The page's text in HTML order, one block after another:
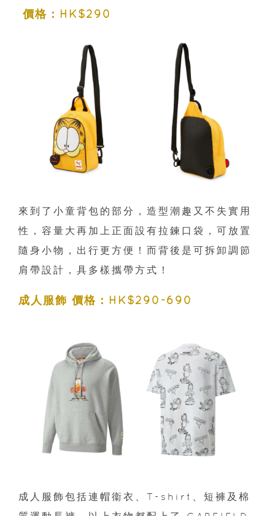
價格：HK$290
來到了小童背包的部分，造型潮趣又不失實用
性，容量大再加上正面設有拉鍊口袋，可放置
隨身小物，出行更方便！而背後是可拆卸調節
肩帶設計，具多樣攜帶方式！
成人服飾 價格：HK$290-690
成人服飾包括連帽衞衣、T-shirt、短褲及棉